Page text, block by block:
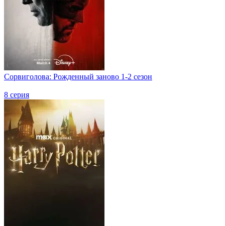
Сорвиголова: Рожденный заново 1-2 сезон
8 серия